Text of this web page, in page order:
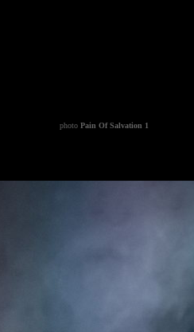
photo Pain Of Salvation 1